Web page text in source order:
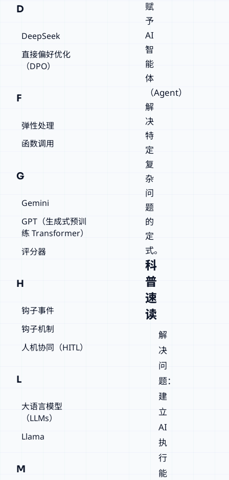
D
DeepSeek
直接偏好优化
（DPO）
F
弹性处理
函数调用
G
Gemini
GPT（生成式预训
练 Transformer）
评分器
H
钩子事件
钩子机制
人机协同（HITL）
L
大语言模型
（LLMs）
Llama
M
赋
予
AI
智
能
体
（Agent）
解
决
特
定
复
杂
问
题
的
定
式。
科
普
速
读
解
决
问
题：
建
立
AI
执
行
能